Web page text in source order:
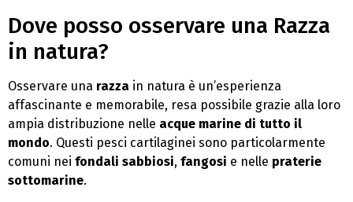
Dove posso osservare una Razza
in natura?
Osservare una razza in natura è un’esperienza
affascinante e memorabile, resa possibile grazie alla loro
ampia distribuzione nelle acque marine di tutto il
mondo. Questi pesci cartilaginei sono particolarmente
comuni nei fondali sabbiosi, fangosi e nelle praterie
sottomarine.